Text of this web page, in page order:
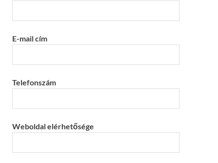
E-mail cím
Telefonszám
Weboldal elérhetősége